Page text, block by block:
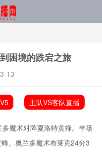
困境的跌宕之旅
13
主队VS客队直播
魔术对阵夏洛特黄蜂。半场
。奥兰多魔术布莱克24分3